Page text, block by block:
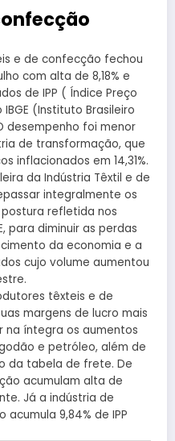
e de confecção fechou
com alta de 8,18% e
de IPP ( Índice Preço
(Instituto Brasileiro
desempenho foi menor
de transformação, que
inflacionados em 14,31%.
da Indústria Têxtil e de
integralmente os
refletida nos
para diminuir as perdas
da economia e a
cujo volume aumentou
têxteis e de
margens de lucro mais
na íntegra os aumentos
e petróleo, além de
da tabela de frete. De
acumulam alta de
Já a indústria de
9,84% de IPP